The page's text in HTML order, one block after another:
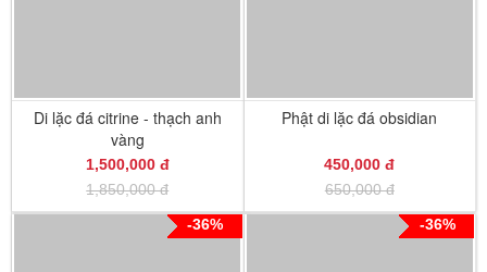
Di lặc đá citrine - thạch anh
vàng
1,500,000 đ
1,850,000 đ
Phật di lặc đá obsidian
450,000 đ
650,000 đ
-36%
-36%